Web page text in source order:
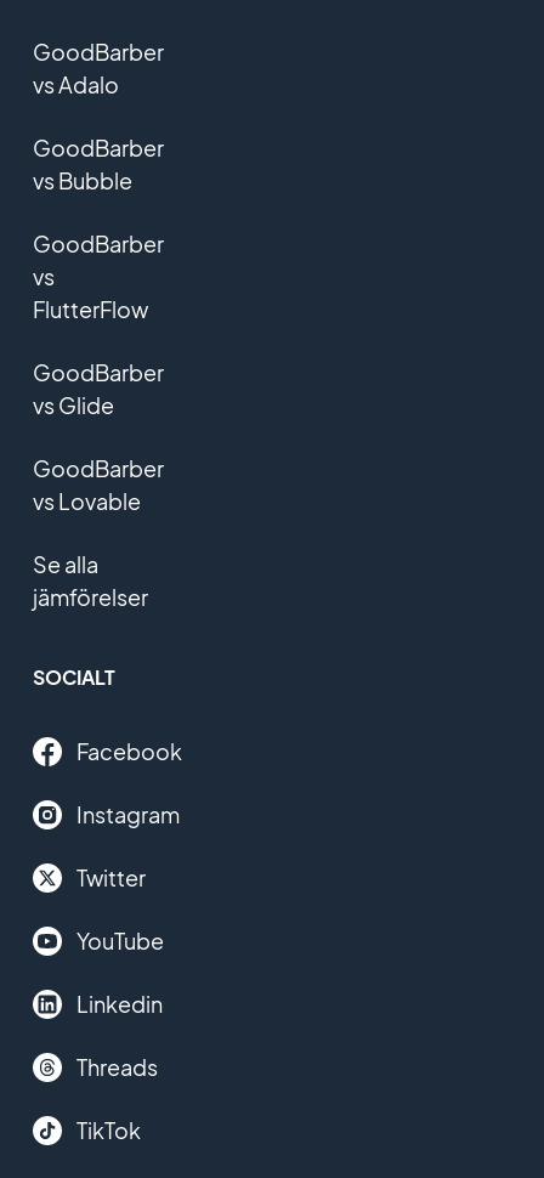
GoodBarber
vs Adalo
GoodBarber
vs Bubble
GoodBarber
vs
FlutterFlow
GoodBarber
vs Glide
GoodBarber
vs Lovable
Se alla
jämförelser
SOCIALT
Facebook
Instagram
Twitter
YouTube
Linkedin
Threads
TikTok